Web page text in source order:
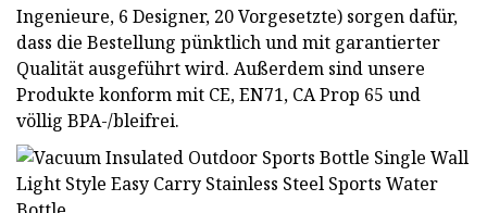
Ingenieure, 6 Designer, 20 Vorgesetzte) sorgen dafür,
dass die Bestellung pünktlich und mit garantierter
Qualität ausgeführt wird. Außerdem sind unsere
Produkte konform mit CE, EN71, CA Prop 65 und
völlig BPA-/bleifrei.